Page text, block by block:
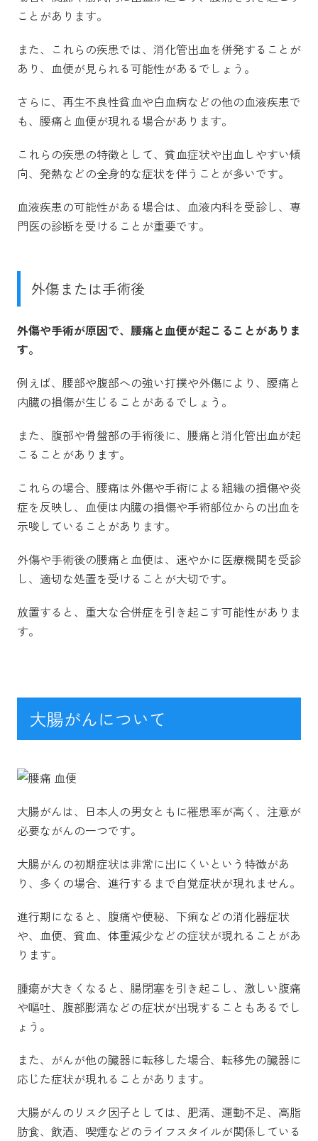
ことがあります。
また、これらの疾患では、消化管出血を併発することが
あり、血便が見られる可能性があるでしょう。
さらに、再生不良性貧血や白血病などの他の血液疾患で
も、腰痛と血便が現れる場合があります。
これらの疾患の特徴として、貧血症状や出血しやすい傾
向、発熱などの全身的な症状を伴うことが多いです。
血液疾患の可能性がある場合は、血液内科を受診し、専
門医の診断を受けることが重要です。
外傷または手術後
外傷や手術が原因で、腰痛と血便が起こることがありま
す。
例えば、腰部や腹部への強い打撲や外傷により、腰痛と
内臓の損傷が生じることがあるでしょう。
また、腹部や骨盤部の手術後に、腰痛と消化管出血が起
こることがあります。
これらの場合、腰痛は外傷や手術による組織の損傷や炎
症を反映し、血便は内臓の損傷や手術部位からの出血を
示唆していることがあります。
外傷や手術後の腰痛と血便は、速やかに医療機関を受診
し、適切な処置を受けることが大切です。
放置すると、重大な合併症を引き起こす可能性がありま
す。
大腸がんについて
大腸がんは、日本人の男女ともに罹患率が高く、注意が
必要ながんの一つです。
大腸がんの初期症状は非常に出にくいという特徴があ
り、多くの場合、進行するまで自覚症状が現れません。
進行期になると、腹痛や便秘、下痢などの消化器症状
や、血便、貧血、体重減少などの症状が現れることがあ
ります。
腫瘍が大きくなると、腸閉塞を引き起こし、激しい腹痛
や嘔吐、腹部膨満などの症状が出現することもあるでし
ょう。
また、がんが他の臓器に転移した場合、転移先の臓器に
応じた症状が現れることがあります。
大腸がんのリスク因子としては、肥満、運動不足、高脂
肪食、飲酒、喫煙などのライフスタイルが関係している